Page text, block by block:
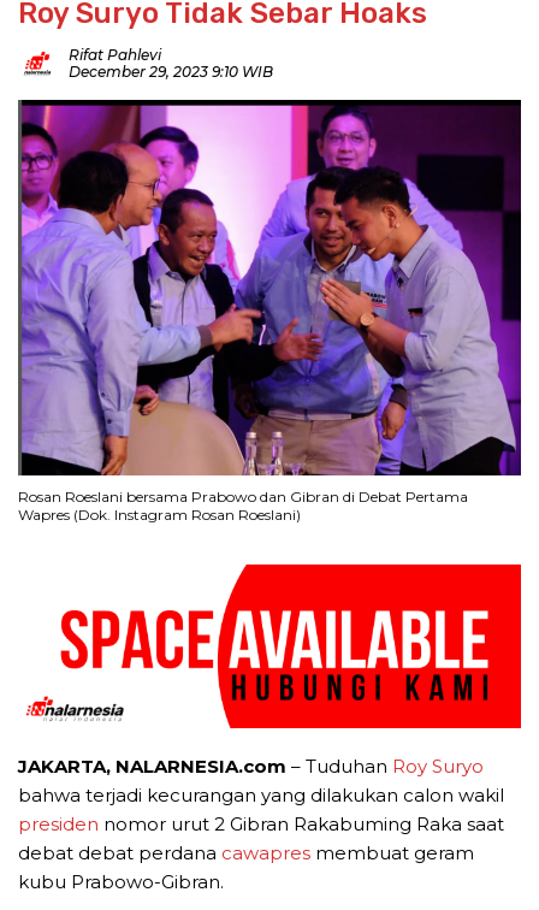
Roy Suryo Tidak Sebar Hoaks
Rifat Pahlevi
December 29, 2023 9:10 WIB
Rosan Roeslani bersama Prabowo dan Gibran di Debat Pertama
Wapres (Dok. Instagram Rosan Roeslani)
JAKARTA, NALARNESIA.com – Tuduhan Roy Suryo
bahwa terjadi kecurangan yang dilakukan calon wakil
presiden nomor urut 2 Gibran Rakabuming Raka saat
debat debat perdana cawapres membuat geram
kubu Prabowo-Gibran.